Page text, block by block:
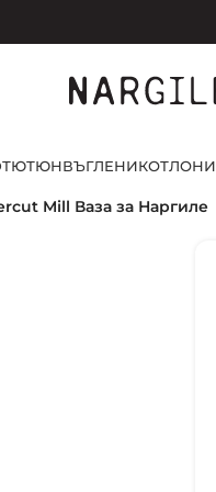
ТЮТЮНВЪГЛЕНИКОТЛОНИ
Mill Ваза за Наргиле